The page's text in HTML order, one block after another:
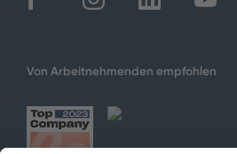
Von Arbeitnehmenden empfohlen